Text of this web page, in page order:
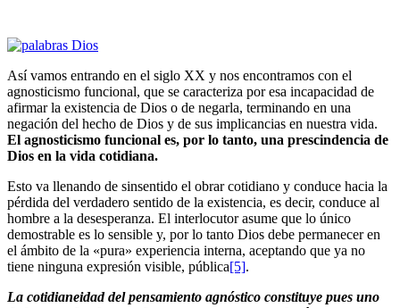
Así vamos entrando en el siglo XX y nos encontramos con el
agnosticismo funcional, que se caracteriza por esa incapacidad de
afirmar la existencia de Dios o de negarla, terminando en una
negación del hecho de Dios y de sus implicancias en nuestra vida.
El agnosticismo funcional es, por lo tanto, una prescindencia de
Dios en la vida cotidiana.
Esto va llenando de sinsentido el obrar cotidiano y conduce hacia la
pérdida del verdadero sentido de la existencia, es decir, conduce al
hom­bre a la desesperanza. El interlocutor asume que lo único
demostrable es lo sensible y, por lo tanto Dios debe permanecer en
el ámbito de la «pura» experiencia interna, aceptando que ya no
tiene ninguna expresión visible, pública[5].
La cotidianeidad del pensamiento agnóstico constituye pues uno